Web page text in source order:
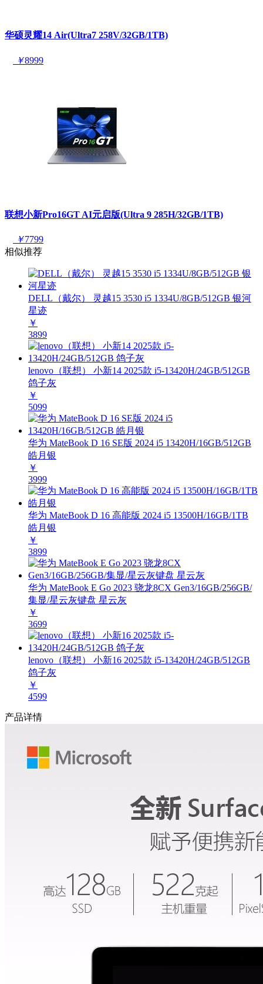
华硕灵耀14 Air(Ultra7 258V/32GB/1TB)
￥8999
联想小新Pro16GT AI元启版(Ultra 9 285H/32GB/1TB)
￥7799
相似推荐
DELL（戴尔） 灵越15 3530 i5 1334U/8GB/512GB 银河
星迹
￥
3899
lenovo（联想） 小新14 2025款 i5-13420H/24GB/512GB
鸽子灰
￥
5099
华为 MateBook D 16 SE版 2024 i5 13420H/16GB/512GB
皓月银
￥
3999
华为 MateBook D 16 高能版 2024 i5 13500H/16GB/1TB
皓月银
￥
3899
华为 MateBook E Go 2023 骁龙8CX Gen3/16GB/256GB/
集显/星云灰键盘 星云灰
￥
3699
lenovo（联想） 小新16 2025款 i5-13420H/24GB/512GB
鸽子灰
￥
4599
产品详情